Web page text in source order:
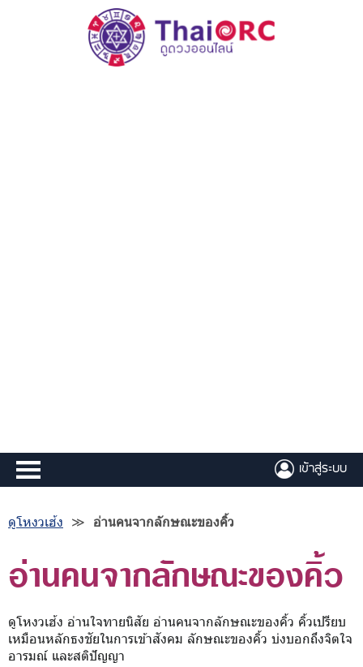
เข้าสู่ระบบ
ดูโหงวเฮ้ง ≫ อ่านคนจากลักษณะของคิ้ว
อ่านคนจากลักษณะของคิ้ว
ดูโหงวเฮ้ง อ่านใจทายนิสัย อ่านคนจากลักษณะของคิ้ว คิ้วเปรียบ
เหมือนหลักธงชัยในการเข้าสังคม ลักษณะของคิ้ว บ่งบอกถึงจิตใจ
อารมณ์ และสติปัญญา